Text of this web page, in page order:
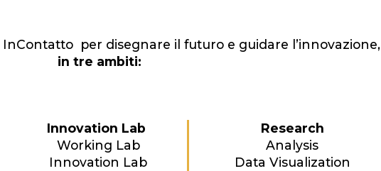
per disegnare il futuro e guidare l’innovazione,
in tre ambiti:
Innovation Lab
Working Lab
Innovation Lab
Research
Analysis
Data Visualization